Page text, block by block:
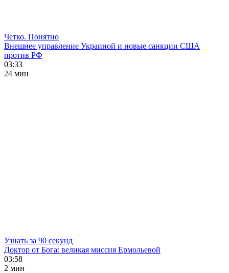
Четко. Понятно
Внешнее управление Украиной и новые санкции США
против РФ
03:33
24 мин
Узнать за 90 секунд
Доктор от Бога: великая миссия Ермольевой
03:58
2 мин